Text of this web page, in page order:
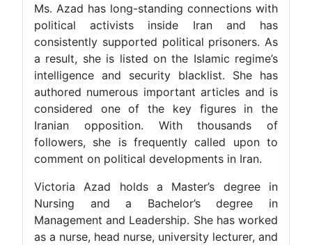
Ms. Azad has long-standing connections with
political activists inside Iran and has
consistently supported political prisoners. As
a result, she is listed on the Islamic regime’s
intelligence and security blacklist. She has
authored numerous important articles and is
considered one of the key figures in the
Iranian opposition. With thousands of
followers, she is frequently called upon to
comment on political developments in Iran.
Victoria Azad holds a Master’s degree in
Nursing and a Bachelor’s degree in
Management and Leadership. She has worked
as a nurse, head nurse, university lecturer, and